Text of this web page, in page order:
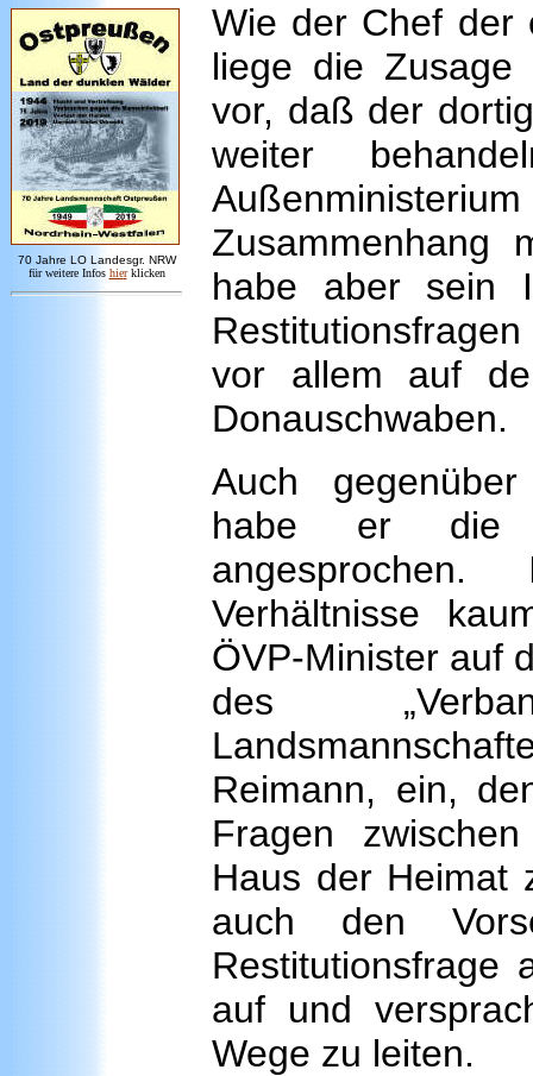
70 Jahre LO Landesgr. NRW
für weitere Infos hier klicken
Wie der Chef der
liege die Zusage
vor, daß der
weiter
Zusammenhang
habe aber sein
vor allem auf
Donauschwaben.
Auch
habe er die
Verhältnisse
ÖVP-Minister auf
des
Reimann, ein,
Fragen
Haus der Heimat
auch den
Restitutionsfrage
auf und
Wege zu leiten.